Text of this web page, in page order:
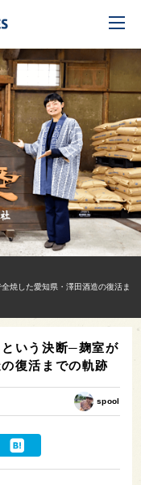
焼した愛知県・澤田酒造の復活ま
という決断─麹室が
復活までの軌跡
spool